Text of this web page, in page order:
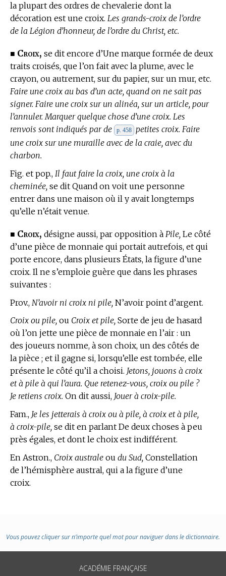
la plupart des ordres de chevalerie dont la
décoration est une croix. Les grands-croix de l’ordre
de la Légion d’honneur, de l’ordre du Christ, etc.
■ Croix, se dit encore d’Une marque formée de deux
traits croisés, que l’on fait avec la plume, avec le
crayon, ou autrement, sur du papier, sur un mur, etc.
Faire une croix au bas d’un acte, quand on ne sait pas
signer. Faire une croix sur un alinéa, sur un article, pour
l’annuler. Marquer quelque chose d’une croix. Les
renvois sont indiqués par de
p. 458 petites croix. Faire
une croix sur une muraille avec de la craie, avec du
charbon.
Fig. et pop., Il faut faire la croix, une croix à la
cheminée, se dit Quand on voit une personne
entrer dans une maison où il y avait longtemps
qu’elle n’était venue.
■ Croix, désigne aussi, par opposition à Pile, Le côté
d’une pièce de monnaie qui portait autrefois, et qui
porte encore, dans plusieurs États, la figure d’une
croix. Il ne s’emploie guère que dans les phrases
suivantes :
Prov., N’avoir ni croix ni pile, N’avoir point d’argent.
Croix ou pile, ou Croix et pile, Sorte de jeu de hasard
où l’on jette une pièce de monnaie en l’air : un
des joueurs nomme, à son choix, un des côtés de
la pièce ; et il gagne si, lorsqu’elle est tombée, elle
présente le côté qu’il a choisi. Jetons, jouons à croix
et à pile à qui l’aura. Que retenez-vous, croix ou pile ?
Je retiens croix. On dit aussi, Jouer à croix-pile.
Fam., Je les jetterais à croix ou à pile, à croix et à pile,
à croix-pile, se dit en parlant De deux choses à peu
près égales, et dont le choix est indifférent.
En Astron., Croix australe ou du Sud, Constellation
de l’hémisphère austral, qui a la figure d’une
croix.
Vous pouvez cliquer sur n’importe quel mot pour naviguer dans le dictionnaire.
ACADÉMIE FRANÇAISE